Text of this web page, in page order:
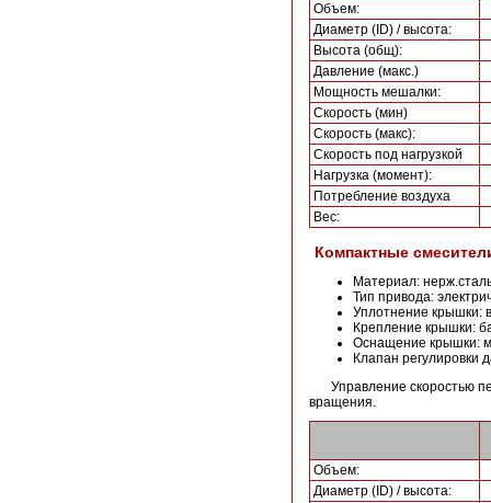
Объем:
Диаметр (ID) / высота:
Высота (общ):
Давление (макс.)
Мощность мешалки:
Скорость (мин)
Скорость (макс):
Скорость под нагрузкой
Нагрузка (момент):
Потребление воздуха
Вес:
Компактные
Материал:
Тип привода:
Уплотнение крышки:
Крепление крышки:
Оснащение крышки:
Клапан регулировки
Управление скоростью
вращения.
Объем:
Диаметр (ID) / высота: